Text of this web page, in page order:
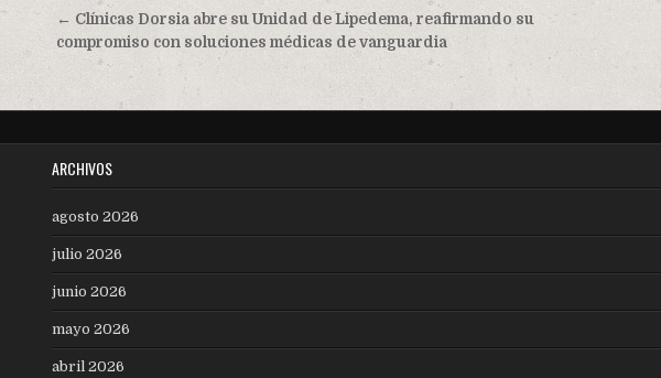
Navegación
de
entradas
← Clínicas Dorsia abre su Unidad de Lipedema, reafirmando su
compromiso con soluciones médicas de vanguardia
ARCHIVOS
agosto 2026
julio 2026
junio 2026
mayo 2026
abril 2026